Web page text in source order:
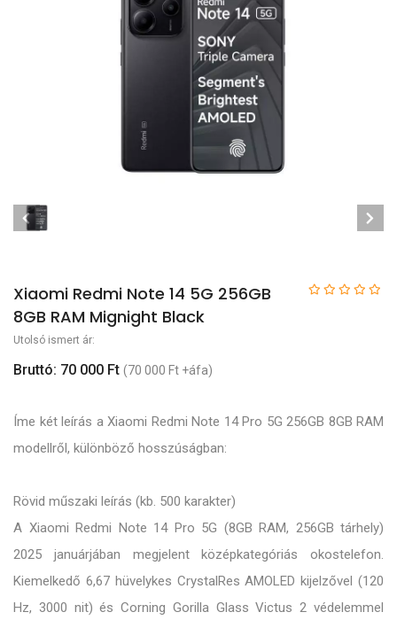
Xiaomi Redmi Note 14 5G 256GB
8GB RAM Mignight Black
Utolsó ismert ár:
Bruttó: 70 000 Ft (70 000 Ft +áfa)
Íme két leírás a Xiaomi Redmi Note 14 Pro 5G 256GB 8GB RAM
modellről, különböző hosszúságban:
Rövid műszaki leírás (kb. 500 karakter)
A Xiaomi Redmi Note 14 Pro 5G (8GB RAM, 256GB tárhely)
2025 januárjában megjelent középkategóriás okostelefon.
Kiemelkedő 6,67 hüvelykes CrystalRes AMOLED kijelzővel (120
Hz, 3000 nit) és Corning Gorilla Glass Victus 2 védelemmel